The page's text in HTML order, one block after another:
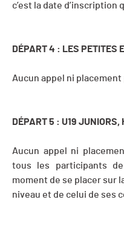
c’est la date d’inscription
DÉPART 4 : LES PETITES
Aucun appel ni
DÉPART 5 : U19 JUNIORS,
Aucun appel ni
tous les participants
moment de se placer sur
niveau et de celui de ses